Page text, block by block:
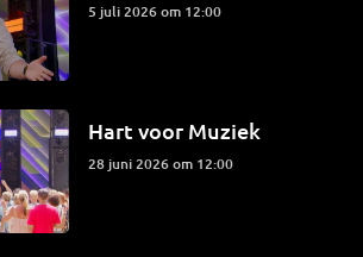
5 juli 2026 om 12:00
Hart voor Muziek
28 juni 2026 om 12:00